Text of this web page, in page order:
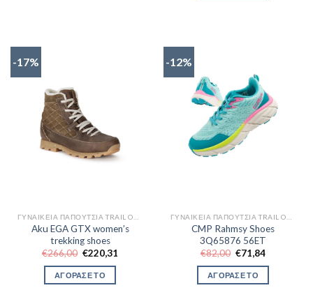
-17%
Aku EGA GTX women’s
trekking shoes
€266,00 Original
was:
€266,00.
€220,31
ΑΓΟΡΑΣΕ ΤΟ
-12%
CMP Rahmsy Shoes
3Q65876 56ET
€82,00 Original
price
was:
€82,00.
€71,84Η
τιμή
ΑΓΟΡΑΣΕ ΤΟ